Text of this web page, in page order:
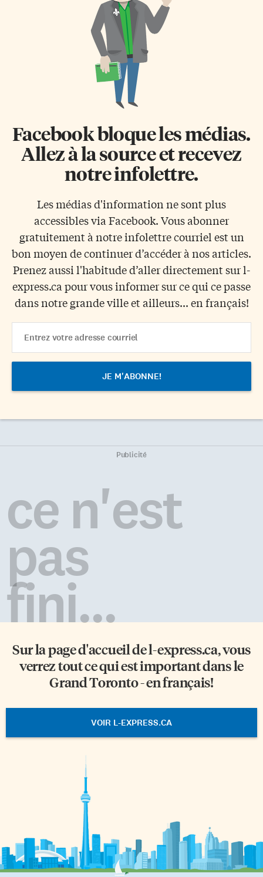
Facebook bloque les médias.
Allez à la source et recevez
notre infolettre.
Les médias d'information ne sont plus
accessibles via Facebook. Vous abonner
gratuitement à notre infolettre courriel est un
bon moyen de continuer d’accéder à nos articles.
Prenez aussi l'habitude d’aller directement sur l-
express.ca pour vous informer sur ce qui ce passe
dans notre grande ville et ailleurs... en français!
Address
Publicité
ce n'est
pas
fini...
Sur la page d'accueil del-express.ca, vous
verrez tout ce qui est important dans le
Grand Toronto - en français!
VOIR L-EXPRESS.CA